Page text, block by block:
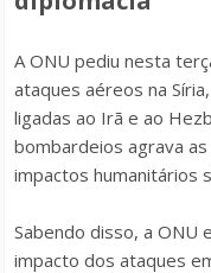
A ONU pediu nesta
ataques aéreos na
ligadas ao Irã e ao
bombardeios agrava
impactos humanitários
Sabendo disso, a ONU
impacto dos ataques